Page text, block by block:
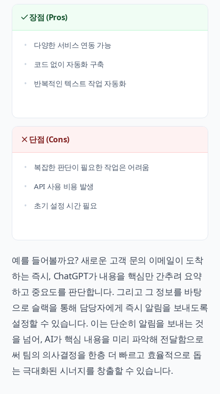
장점 (Pros)
다양한 서비스 연동 가능
코드 없이 자동화 구축
반복적인 텍스트 작업 자동화
단점 (Cons)
복잡한 판단이 필요한 작업은 어려움
API 사용 비용 발생
초기 설정 시간 필요
예를 들어볼까요? 새로운 고객 문의 이메일이 도착
하는 즉시, ChatGPT가 내용을 핵심만 간추려 요약
하고 중요도를 판단합니다. 그리고 그 정보를 바탕
으로 슬랙을 통해 담당자에게 즉시 알림을 보내도록
설정할 수 있습니다. 이는 단순히 알림을 보내는 것
을 넘어, AI가 핵심 내용을 미리 파악해 전달함으로
써 팀의 의사결정을 한층 더 빠르고 효율적으로 돕
는 극대화된 시너지를 창출할 수 있습니다.